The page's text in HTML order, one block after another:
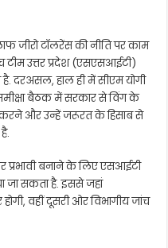
जीरो टॉलरेंस की नीति पर काम
टीम उत्तर प्रदेश (एसएसआईटी)
दरअसल, हाल ही में सीएम योगी
बैठक में सरकार से विंग के
और उन्हें जरूरत के हिसाब से
प्रभावी बनाने के लिए एसआईटी
जा सकता है. इससे जहां
वहीं दूसरी ओर विभागीय जांच